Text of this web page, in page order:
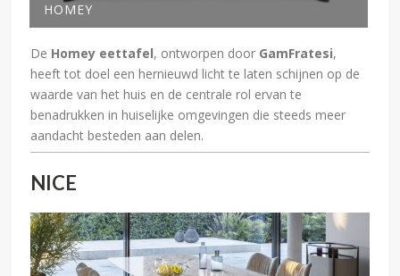
HOMEY
De Homey eettafel, ontworpen door GamFratesi,
heeft tot doel een hernieuwd licht te laten schijnen op de
waarde van het huis en de centrale rol ervan te
benadrukken in huiselijke omgevingen die steeds meer
aandacht besteden aan delen.
NICE